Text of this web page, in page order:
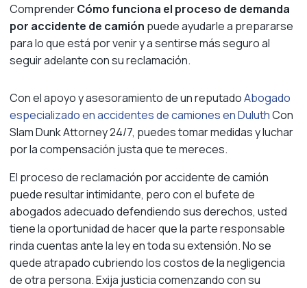
ComprenderCómo funciona el proceso de demanda
por accidente de camión puede ayudarle a prepararse
para lo que está por venir y a sentirse más seguro al
seguir adelante con su reclamación.
Con el apoyo y asesoramiento de un reputadoAbogado
especializado en accidentes de camiones en DuluthCon
Slam Dunk Attorney 24/7, puedes tomar medidas y luchar
por la compensación justa que te mereces.
El proceso de reclamación por accidente de camión
puede resultar intimidante, pero con el bufete de
abogados adecuado defendiendo sus derechos, usted
tiene la oportunidad de hacer que la parte responsable
rinda cuentas ante la ley en toda su extensión. No se
quede atrapado cubriendo los costos de la negligencia
de otra persona. Exija justicia comenzando con su